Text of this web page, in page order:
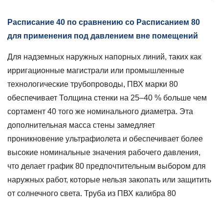
Расписание 40 по сравнению со Расписанием 80
для применения под давлением вне помещений
Для надземных наружных напорных линий, таких как
ирригационные магистрали или промышленные
технологические трубопроводы, ПВХ марки 80
обеспечивает Толщина стенки на 25–40 % больше чем
сортамент 40 того же номинального диаметра. Эта
дополнительная масса стены замедляет
проникновение ультрафиолета и обеспечивает более
высокие номинальные значения рабочего давления,
что делает график 80 предпочтительным выбором для
наружных работ, которые нельзя закопать или защитить
от солнечного света. Труба из ПВХ калибра 80